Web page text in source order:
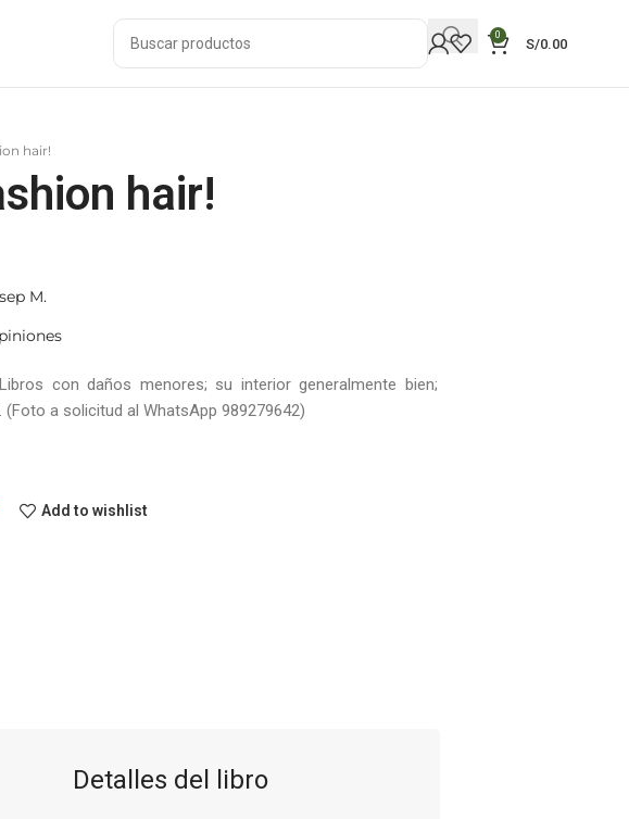
0
S/0.00
hair!
hair!
M.
Libros con daños menores; su interior generalmente bien;
a solicitud al WhatsApp 989279642)
Add to wishlist
Detalles del libro